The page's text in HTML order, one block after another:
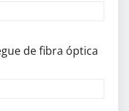
de fibra óptica